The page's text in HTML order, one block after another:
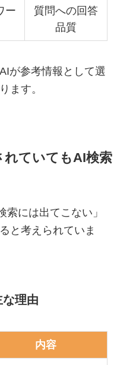
ー
質問への回答
品質
が参考情報として選
ます。
れていてもAI検索
索には出てこない」
と考えられていま
理由
内容